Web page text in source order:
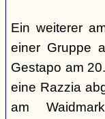
Ein weiterer
einer Gruppe
Gestapo am
eine Razzia
am